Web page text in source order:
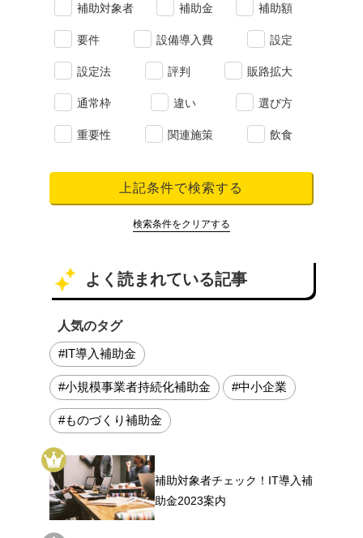
補助対象者 補助金 補助額
要件 設備導入費 設定
設定法 評判 販路拡大
通常枠 違い 選び方
重要性 関連施策 飲食
上記条件で検索する
検索条件をクリアする
よく読まれている記事
人気のタグ
#IT導入補助金
#小規模事業者持続化補助金 #中小企業
#ものづくり補助金
補助対象者チェック！IT導入補
助金2023案内